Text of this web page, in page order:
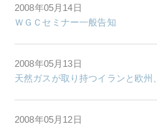
2008年05月14日
ＷＧＣセミナー一般告知
2008年05月13日
天然ガスが取り持つイランと欧州
2008年05月12日